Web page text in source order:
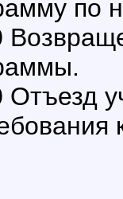
по
Отъезд